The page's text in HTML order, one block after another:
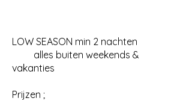
LOW SEASON min 2 nachten
alles buiten weekends &
vakanties
Prijzen ;